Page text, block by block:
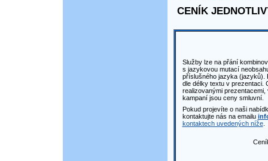
CENÍK
Služby lze na přání
s jazykovou mutací
příslušného jazyka (jazyků).
dle délky textu v prezentaci.
realizovanými
kampaní jsou ceny smluvní.
Pokud projevíte o naši
kontaktujte nás na emailu
kontaktech uvedených níže.